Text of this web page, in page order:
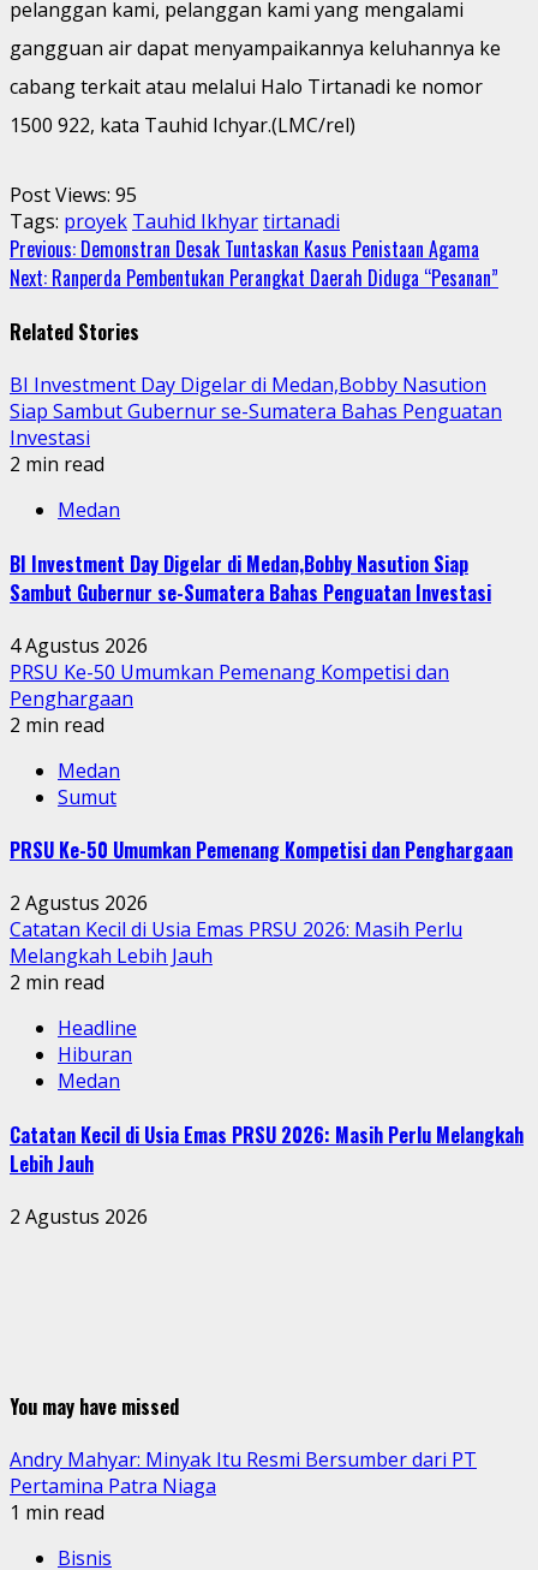
pelanggan kami, pelanggan kami yang mengalami
gangguan air dapat menyampaikannya keluhannya ke
cabang terkait atau melalui Halo Tirtanadi ke nomor
1500 922, kata Tauhid Ichyar.(LMC/rel)
Post Views: 95
Tags: proyek Tauhid Ikhyartirtanadi
Continue
Reading
Previous: Demonstran Desak Tuntaskan Kasus Penistaan Agama
Next: Ranperda Pembentukan Perangkat Daerah Diduga “Pesanan”
Related Stories
BI Investment Day Digelar di Medan,Bobby Nasution
Siap Sambut Gubernur se-Sumatera Bahas Penguatan
Investasi
2 min read
Medan
BI Investment Day Digelar di Medan,Bobby Nasution Siap
Sambut Gubernur se-Sumatera Bahas Penguatan Investasi
4 Agustus 2026
PRSU Ke-50 Umumkan Pemenang Kompetisi dan
Penghargaan
2 min read
Medan
Sumut
PRSU Ke-50 Umumkan Pemenang Kompetisi dan Penghargaan
2 Agustus 2026
Catatan Kecil di Usia Emas PRSU 2026: Masih Perlu
Melangkah Lebih Jauh
2 min read
Headline
Hiburan
Medan
Catatan Kecil di Usia Emas PRSU 2026: Masih Perlu Melangkah
Lebih Jauh
2 Agustus 2026
You may have missed
Andry Mahyar: Minyak Itu Resmi Bersumber dari PT
Pertamina Patra Niaga
1 min read
Bisnis